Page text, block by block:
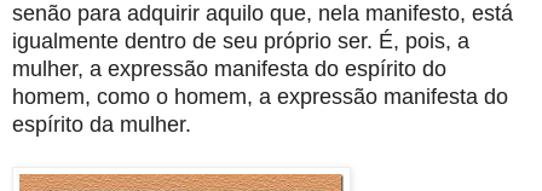
senão para adquirir aquilo que, nela manifesto, está
igualmente dentro de seu próprio ser. É, pois, a
mulher, a expressão manifesta do espírito do
homem, como o homem, a expressão manifesta do
espírito da mulher.